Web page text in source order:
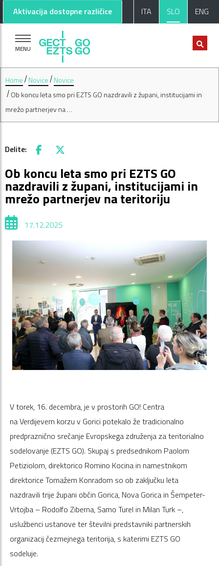
Pojdi na glavno vsebino
Pojdi na nogo strani
Aktivacija dostopne različice ITA SLO ENG
MENU
Home Novice
Novice
Ob koncu leta smo pri EZTS GO nazdravili z župani, institucijami in
mrežo partnerjev na …
Delite: Facebook
X
Ob koncu leta smo pri EZTS GO
nazdravili z župani, institucijami in
mrežo partnerjev na teritoriju
17.12.2025
V torek, 16. decembra, je v prostorih GO! Centra
na Verdijevem korzu v Gorici potekalo že tradicionalno
predpraznično srečanje Evropskega združenja za teritorialno
sodelovanje (EZTS GO). Skupaj s predsednikom Paolom
Petiziolom, direktorico Romino Kocina in namestnikom
direktorice Tomažem Konradom so ob zaključku leta
nazdravili trije župani občin Gorica, Nova Gorica in Šempeter-
Vrtojba – Rodolfo Ziberna, Samo Turel in Milan Turk –,
uslužbenci ustanove ter številni predstavniki partnerskih
organizacij čezmejnega teritorija, s katerimi EZTS GO
sodeluje.